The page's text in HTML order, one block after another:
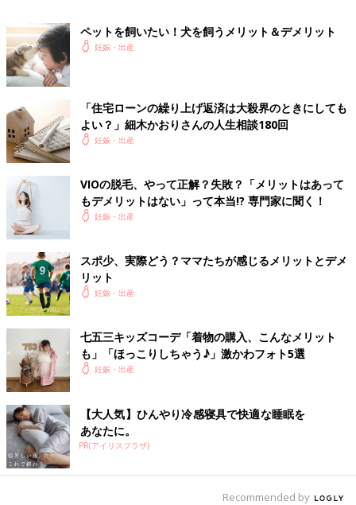
ペットを飼いたい！犬を飼うメリット＆デメリット
妊娠・出産
「住宅ローンの繰り上げ返済は大殺界のときにしても
よい？」細木かおりさんの人生相談180回
妊娠・出産
VIOの脱毛、やって正解？失敗？「メリットはあって
もデメリットはない」って本当!? 専門家に聞く！
妊娠・出産
スポ少、実際どう？ママたちが感じるメリットとデメ
リット
妊娠・出産
七五三キッズコーデ「着物の購入、こんなメリット
も」「ほっこりしちゃう♪」激かわフォト5選
妊娠・出産
【大人気】ひんやり冷感寝具で快適な睡眠を
あなたに。
PR(アイリスプラザ)
Recommended by